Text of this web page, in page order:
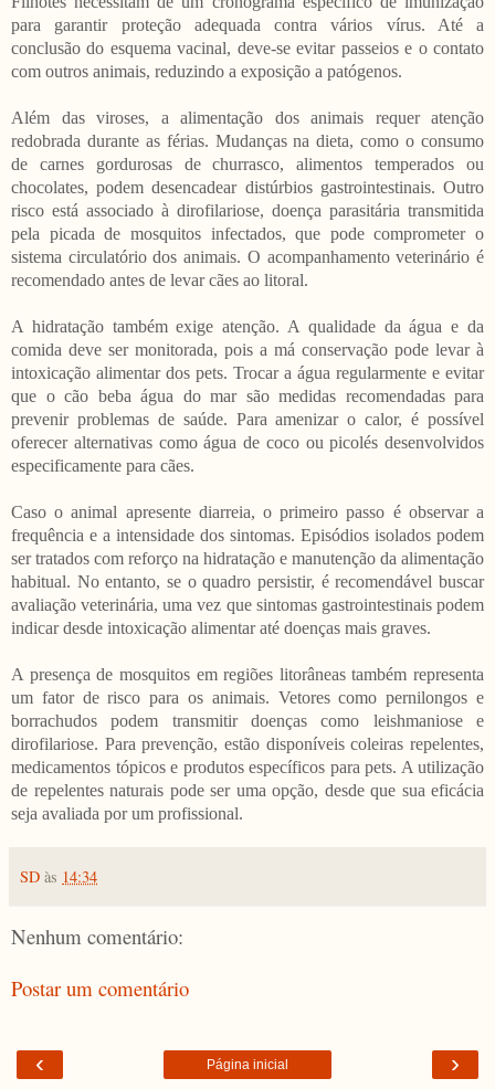
para garantir proteção adequada contra vários vírus. Até a
conclusão do esquema vacinal, deve-se evitar passeios e o contato
com outros animais, reduzindo a exposição a patógenos.
Além das viroses, a alimentação dos animais requer atenção
redobrada durante as férias. Mudanças na dieta, como o consumo
de carnes gordurosas de churrasco, alimentos temperados ou
chocolates, podem desencadear distúrbios gastrointestinais. Outro
risco está associado à dirofilariose, doença parasitária transmitida
pela picada de mosquitos infectados, que pode comprometer o
sistema circulatório dos animais. O acompanhamento veterinário é
recomendado antes de levar cães ao litoral.
A hidratação também exige atenção. A qualidade da água e da
comida deve ser monitorada, pois a má conservação pode levar à
intoxicação alimentar dos pets. Trocar a água regularmente e evitar
que o cão beba água do mar são medidas recomendadas para
prevenir problemas de saúde. Para amenizar o calor, é possível
oferecer alternativas como água de coco ou picolés desenvolvidos
especificamente para cães.
Caso o animal apresente diarreia, o primeiro passo é observar a
frequência e a intensidade dos sintomas. Episódios isolados podem
ser tratados com reforço na hidratação e manutenção da alimentação
habitual. No entanto, se o quadro persistir, é recomendável buscar
avaliação veterinária, uma vez que sintomas gastrointestinais podem
indicar desde intoxicação alimentar até doenças mais graves.
A presença de mosquitos em regiões litorâneas também representa
um fator de risco para os animais. Vetores como pernilongos e
borrachudos podem transmitir doenças como leishmaniose e
dirofilariose. Para prevenção, estão disponíveis coleiras repelentes,
medicamentos tópicos e produtos específicos para pets. A utilização
de repelentes naturais pode ser uma opção, desde que sua eficácia
seja avaliada por um profissional.
SD às 14:34
Nenhum comentário:
Postar um comentário
‹ ›
Página inicial